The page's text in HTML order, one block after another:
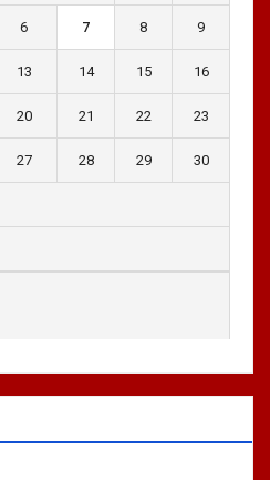
6 7 8 9
13 14 15 16
20 21 22 23
27 28 29 30